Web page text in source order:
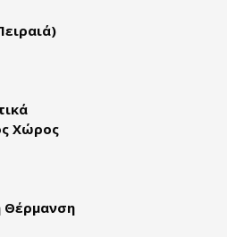
Χώρος
Θέρμανση